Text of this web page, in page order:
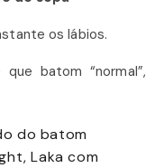
os lábios.
batom “normal”,
do batom
Laka com